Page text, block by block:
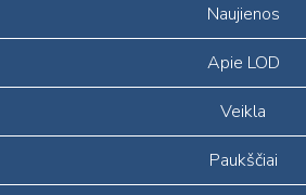
Naujienos
Apie LOD
Veikla
Paukščiai